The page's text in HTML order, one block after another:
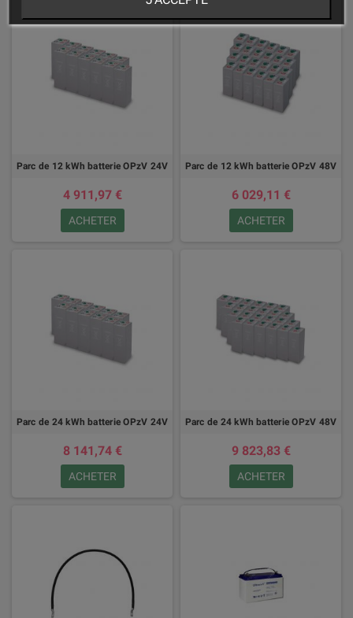
Parc de 12 kWh batterie OPzV 24V
4 911,97 €
ACHETER
Parc de 12 kWh batterie OPzV 48V
6 029,11 €
ACHETER
Parc de 24 kWh batterie OPzV 24V
8 141,74 €
ACHETER
Parc de 24 kWh batterie OPzV 48V
9 823,83 €
ACHETER